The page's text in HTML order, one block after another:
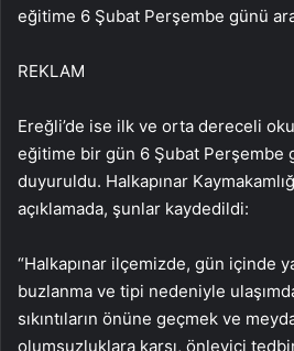
eğitime 6 Şubat Perşembe günü
REKLAM
Ereğli’de ise ilk ve orta dereceli
eğitime bir gün 6 Şubat Perşembe
duyuruldu. Halkapınar
açıklamada, şunlar kaydedildi:
“Halkapınar ilçemizde, gün içinde
buzlanma ve tipi nedeniyle
sıkıntıların önüne geçmek ve
olumsuzluklara karşı, önleyici